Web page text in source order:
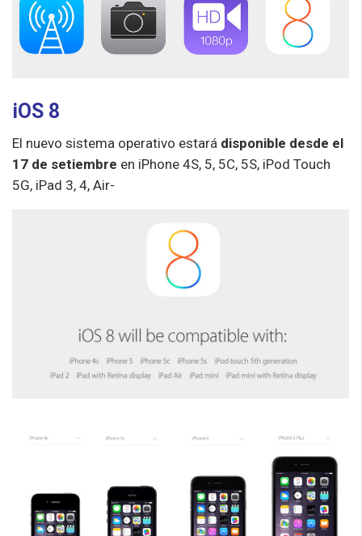
iOS 8
El nuevo sistema operativo estará disponible desde el
17 de setiembre en iPhone 4S, 5, 5C, 5S, iPod Touch
5G, iPad 3, 4, Air-